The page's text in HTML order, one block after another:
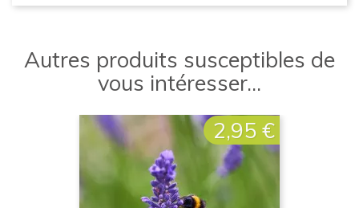
Autres produits susceptibles de
vous intéresser...
Prix
2,95 €